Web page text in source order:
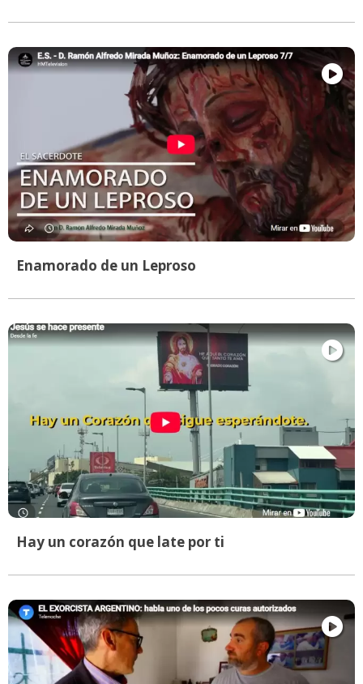
Enamorado de un Leproso
Hay un corazón que late por ti